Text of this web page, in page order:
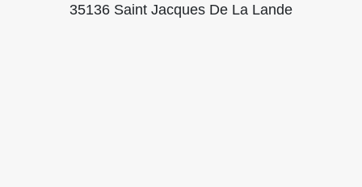
35136 Saint Jacques De La Lande